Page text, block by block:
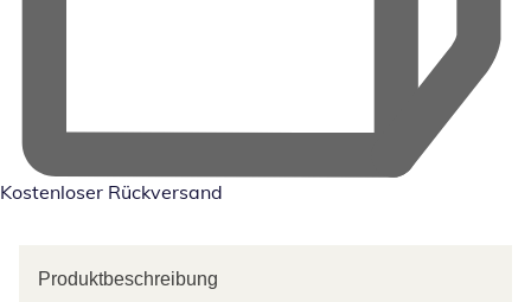
Kostenloser Rückversand
Produktbeschreibung